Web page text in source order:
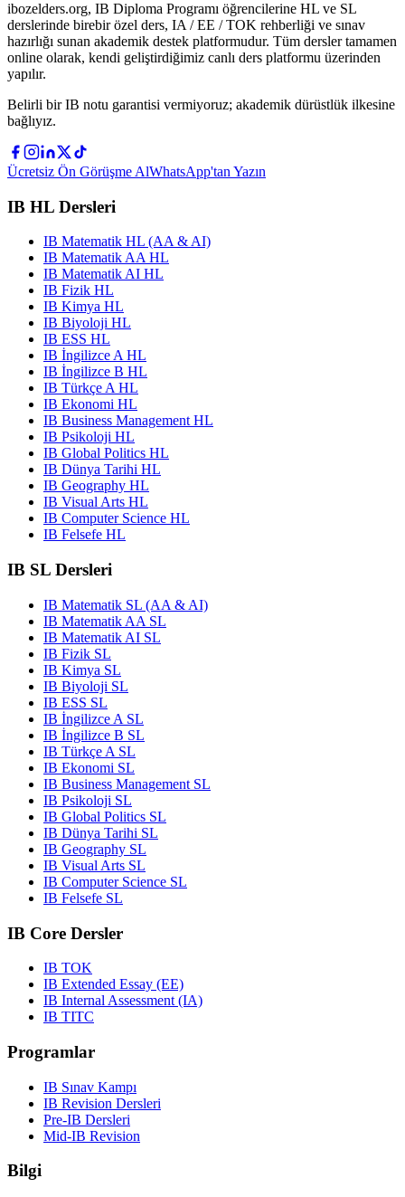
ibozelders.org, IB Diploma Programı öğrencilerine HL ve SL
derslerinde birebir özel ders, IA / EE / TOK rehberliği ve sınav
hazırlığı sunan akademik destek platformudur. Tüm dersler tamamen
online olarak, kendi geliştirdiğimiz canlı ders platformu üzerinden
yapılır.
Belirli bir IB notu garantisi vermiyoruz; akademik dürüstlük ilkesine
bağlıyız.
Ücretsiz Ön Görüşme AlWhatsApp'tan Yazın
IB HL Dersleri
IB Matematik HL (AA & AI)
IB Matematik AA HL
IB Matematik AI HL
IB Fizik HL
IB Kimya HL
IB Biyoloji HL
IB ESS HL
IB İngilizce A HL
IB İngilizce B HL
IB Türkçe A HL
IB Ekonomi HL
IB Business Management HL
IB Psikoloji HL
IB Global Politics HL
IB Dünya Tarihi HL
IB Geography HL
IB Visual Arts HL
IB Computer Science HL
IB Felsefe HL
IB SL Dersleri
IB Matematik SL (AA & AI)
IB Matematik AA SL
IB Matematik AI SL
IB Fizik SL
IB Kimya SL
IB Biyoloji SL
IB ESS SL
IB İngilizce A SL
IB İngilizce B SL
IB Türkçe A SL
IB Ekonomi SL
IB Business Management SL
IB Psikoloji SL
IB Global Politics SL
IB Dünya Tarihi SL
IB Geography SL
IB Visual Arts SL
IB Computer Science SL
IB Felsefe SL
IB Core Dersler
IB TOK
IB Extended Essay (EE)
IB Internal Assessment (IA)
IB TITC
Programlar
IB Sınav Kampı
IB Revision Dersleri
Pre-IB Dersleri
Mid-IB Revision
Bilgi